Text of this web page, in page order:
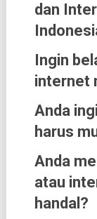
dan
Ingin
internet
Anda
harus
Anda
atau
handal?